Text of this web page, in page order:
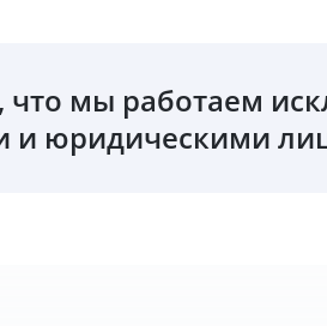
, что мы работаем
и юридическими